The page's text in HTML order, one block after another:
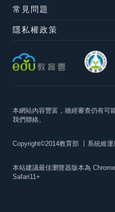
常見問題
隱私權政策
本網站內容豐富，雖經審查仍有可
我們聯絡。
Copyright©2014教育部 丨系統維
本站建議最佳瀏覽器版本為
Safari11+